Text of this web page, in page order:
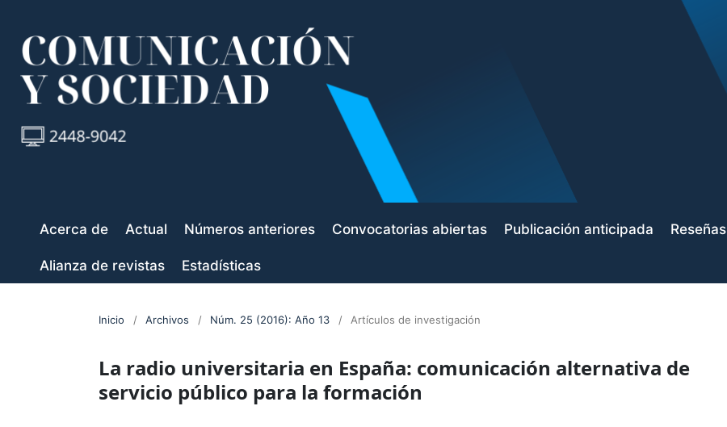
Acerca de Actual Números anteriores Convocatorias abiertas Publicación anticipada Reseñas
Alianza de revistas Estadísticas
Inicio / Archivos / Núm. 25 (2016): Año 13 / Artículos de investigación
La radio universitaria en España: comunicación alternativa de
servicio público para la formación